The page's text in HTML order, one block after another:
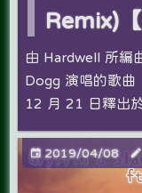
Remix)
由 Hardwell 所編
Dogg 演唱的歌
12 月 21 日釋出
2019/04/08